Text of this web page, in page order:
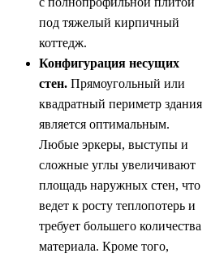
под тяжелый кирпичный
коттедж.
Конфигурация несущих
стен. Прямоугольный или
квадратный периметр здания
является оптимальным.
Любые эркеры, выступы и
сложные углы увеличивают
площадь наружных стен, что
ведет к росту теплопотерь и
требует большего количества
материала. Кроме того,